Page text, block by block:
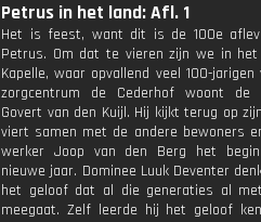
Petrus in het land: Afl. 1
Het is feest, want dit is de 100e
Petrus. Om dat te vieren zijn we in het
Kapelle, waar opvallend veel 100-jarigen
zorgcentrum de Cederhof woont de
Govert van den Kuijl. Hij kijkt terug op
viert samen met de andere bewoners
werker Joop van den Berg het
nieuwe jaar. Dominee Luuk Deventer
het geloof dat al die generaties al
meegaat. Zelf leerde hij het geloof